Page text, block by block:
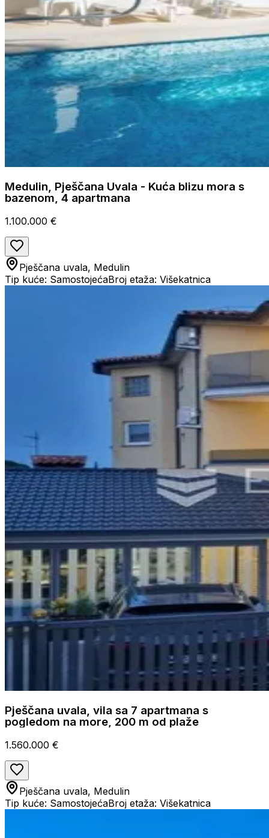
Medulin, Pješčana Uvala - Kuća blizu mora s
bazenom, 4 apartmana
1.100.000 €
Pješčana uvala, Medulin
Tip kuće: SamostojećaBroj etaža: Višekatnica
Pješčana uvala, vila sa 7 apartmana s
pogledom na more, 200 m od plaže
1.560.000 €
Pješčana uvala, Medulin
Tip kuće: SamostojećaBroj etaža: Višekatnica